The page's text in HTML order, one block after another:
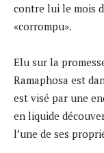
contre lui le mois
«corrompu».
Elu sur la
Ramaphosa est
est visé par une
en liquide
l’une de ses